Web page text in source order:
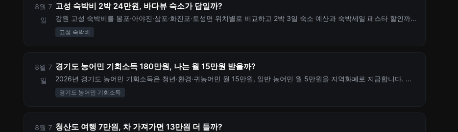
8월 7
일
고성 숙박비 2박 24만원, 바다뷰 숙소가 답일까?
강원 고성 숙박비를 봉포·아야진·삼포·화진포·토성면 위치별로 비교하고 2박 3일 숙소 예산과 숙박세일 페스타 할인까지
계산합니다.
고성 숙박비
8월 7
일
경기도 농어민 기회소득 180만원, 나는 월 15만원 받을까?
2026년 경기도 농어민 기회소득은 청년·환경·귀농어민 월 15만원, 일반 농어민 월 5만원을 지역화폐로 지급합니다. 신
청 자격, 지급액, 사용기한, 탈락하기 쉬운 조건을 정리했습니다.
경기도 농어민 기회소득
8월 7 청산도 여행 7만원, 차 가져가면 13만원 더 들까?